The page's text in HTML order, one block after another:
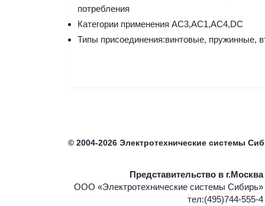
потребления
Категории применения АС3,АС1,АС4,DC
Типы присоединения:винтовые, пружинные,
© 2004-2026 Электротехнические системы
Представительство в г.Москва
ООО «Электротехнические системы Сибирь»
тел:(495)744-555-4